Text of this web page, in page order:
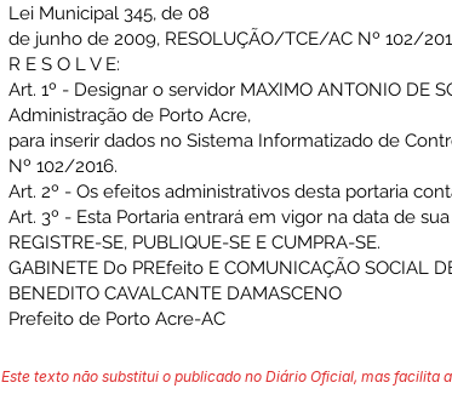
Lei Municipal 345, de 08
de junho de 2009, RESOLUÇÃO/TCE/AC Nº 102/
R E S O L V E:
Art. 1º - Designar o servidor MAXIMO ANTONIO DE
Administração de Porto Acre,
para inserir dados no Sistema Informatizado de
Nº 102/2016.
Art. 2º - Os efeitos administrativos desta portaria
Art. 3º - Esta Portaria entrará em vigor na data de
REGISTRE-SE, PUBLIQUE-SE E CUMPRA-SE.
GABINETE Do PREfeito E COMUNICAÇÃO SOCIAL
BENEDITO CAVALCANTE DAMASCENO
Prefeito de Porto Acre-AC
Este texto não substitui o publicado no Diário Oficial, mas facilita